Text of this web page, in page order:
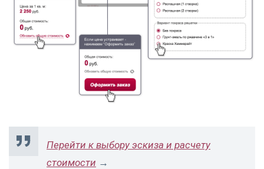
Перейти к выбору эскиза и расчету
стоимости →